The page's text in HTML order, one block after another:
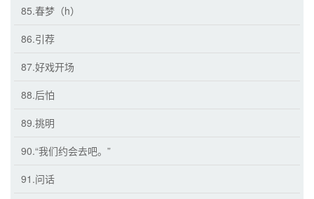
85.春梦（h）
86.引荐
87.好戏开场
88.后怕
89.挑明
90.“我们约会去吧。”
91.问话